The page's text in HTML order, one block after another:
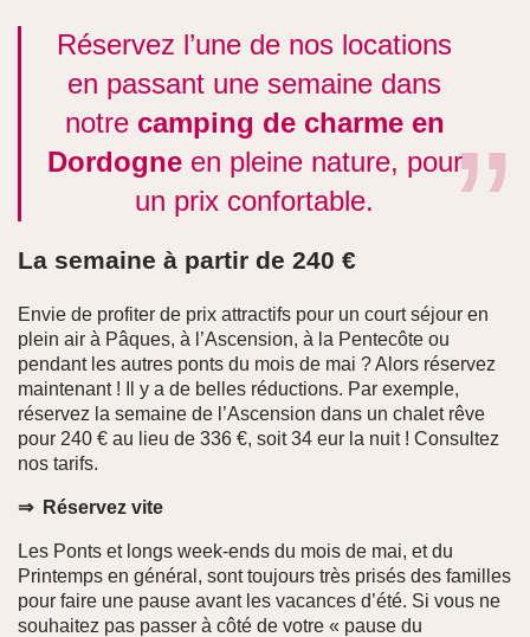
Réservez l’une de nos locations
en passant une semaine dans
notre camping de charme en
Dordogneen pleine nature, pour
un prix confortable.
La semaine à partir de 240 €
Envie de profiter de prix attractifs pour un court séjour en
plein air à Pâques, à l’Ascension, à la Pentecôte ou
pendant les autres ponts du mois de mai ? Alors réservez
maintenant ! Il y a de belles réductions. Par exemple,
réservez la semaine de l’Ascension dans un chalet rêve
pour 240 € au lieu de 336 €, soit 34 eur la nuit ! Consultez
nos tarifs.
⇒ Réservez vite
Les Ponts et longs week-ends du mois de mai, et du
Printemps en général, sont toujours très prisés des familles
pour faire une pause avant les vacances d’été. Si vous ne
souhaitez pas passer à côté de votre « pause du